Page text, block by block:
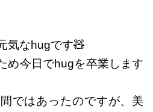
気なhugです🧸
め今日でhugを卒業します
ではあったのですが、美